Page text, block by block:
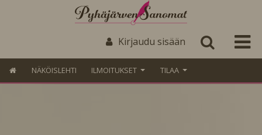
Kirjaudu sisään
NÄKÖISLEHTI ILMOITUKSET TILAA